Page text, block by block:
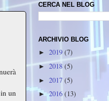
un
CERCA NEL BLOG
ARCHIVIO BLOG
► 2019 (7)
► 2018 (5)
► 2017 (5)
►2016 (13)